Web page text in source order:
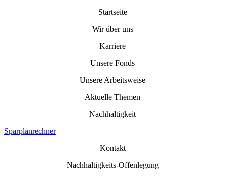
Startseite
Wir über uns
Karriere
Unsere Fonds
Unsere Arbeitsweise
Aktuelle Themen
Nachhaltigkeit
Sparplanrechner
Kontakt
Nachhaltigkeits-Offenlegung